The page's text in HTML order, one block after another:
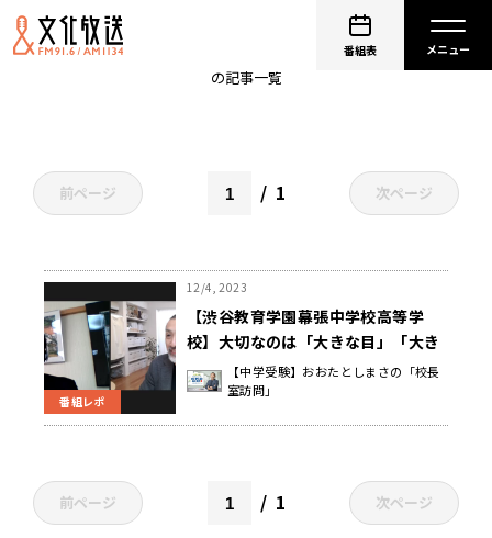
番組表
渋谷教育学園幕張中学校高等学校
の記事一覧
前ページ 1 次ページ
番組レポ
12/4, 2023
【渋谷教育学園幕張中学校高等学
校】大切なのは「大きな目」「大き
な耳」「小さな口」で接すること。
田村 聡明 校長先生
【中学受験】おおたとしまさの「校長
室訪問」
前ページ 1 次ページ